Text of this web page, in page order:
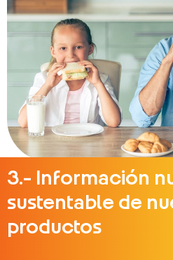
3.- Información
sustentable de
productos